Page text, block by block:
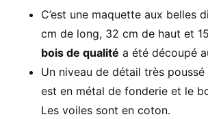
C’est une maquette aux belles
cm de long, 32 cm de haut et
bois de qualité a été découpé
Un niveau de détail très poussé
est en métal de fonderie et le
Les voiles sont en coton.